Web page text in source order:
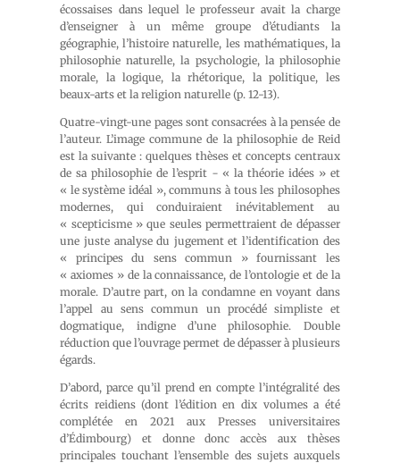
écossaises dans lequel le professeur avait la charge
d’enseigner à un même groupe d’étudiants la
géographie, l’histoire naturelle, les mathématiques, la
philosophie naturelle, la psychologie, la philosophie
morale, la logique, la rhétorique, la politique, les
beaux-arts et la religion naturelle (p. 12-13).
Quatre-vingt-une pages sont consacrées à la pensée de
l’auteur. L’image commune de la philosophie de Reid
est la suivante : quelques thèses et concepts centraux
de sa philosophie de l’esprit − « la théorie idées » et
« le système idéal », communs à tous les philosophes
modernes, qui conduiraient inévitablement au
« scepticisme » que seules permettraient de dépasser
une juste analyse du jugement et l’identification des
« principes du sens commun » fournissant les
« axiomes » de la connaissance, de l’ontologie et de la
morale. D’autre part, on la condamne en voyant dans
l’appel au sens commun un procédé simpliste et
dogmatique, indigne d’une philosophie. Double
réduction que l’ouvrage permet de dépasser à plusieurs
égards.
D’abord, parce qu’il prend en compte l’intégralité des
écrits reidiens (dont l’édition en dix volumes a été
complétée en 2021 aux Presses universitaires
d’Édimbourg) et donne donc accès aux thèses
principales touchant l’ensemble des sujets auxquels